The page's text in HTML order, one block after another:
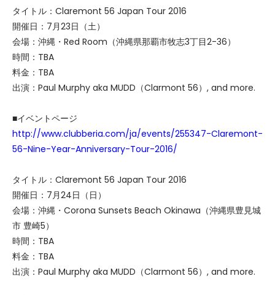
タイトル：Claremont 56 Japan Tour 2016
開催日：7月23日（土）
会場：沖縄・Red Room（沖縄県那覇市牧志3丁目2-36）
時間：TBA
料金：TBA
出演：Paul Murphy aka MUDD（Clarmont 56）, and more.
■イベントページ
http://www.clubberia.com/ja/events/255347-Claremont-
56-Nine-Year-Anniversary-Tour-2016/
タイトル：Claremont 56 Japan Tour 2016
開催日：7月24日（日）
会場：沖縄・Corona Sunsets Beach Okinawa（沖縄県豊見城
市 豊崎5）
時間：TBA
料金：TBA
出演：Paul Murphy aka MUDD（Clarmont 56）, and more.